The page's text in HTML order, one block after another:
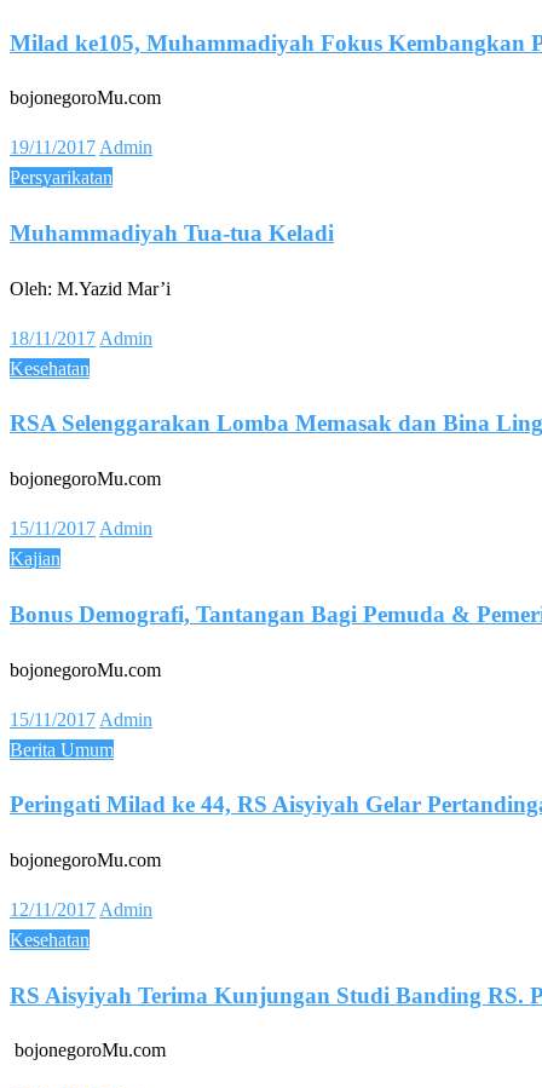
Milad ke105, Muhammadiyah Fokus Kembangkan
bojonegoroMu.com
Posted
on
19/11/2017 Admin
Persyarikatan
Muhammadiyah Tua-tua Keladi
Oleh: M.Yazid Mar’i
Posted
on
18/11/2017 Admin
Kesehatan
RSA Selenggarakan Lomba Memasak dan Bina
bojonegoroMu.com
Posted
on
15/11/2017 Admin
Kajian
Bonus Demografi, Tantangan Bagi Pemuda &
bojonegoroMu.com
Posted
on
15/11/2017 Admin
Berita Umum
Peringati Milad ke 44, RS Aisyiyah Gelar
bojonegoroMu.com
Posted
on
12/11/2017 Admin
Kesehatan
RS Aisyiyah Terima Kunjungan Studi Banding RS.
bojonegoroMu.com